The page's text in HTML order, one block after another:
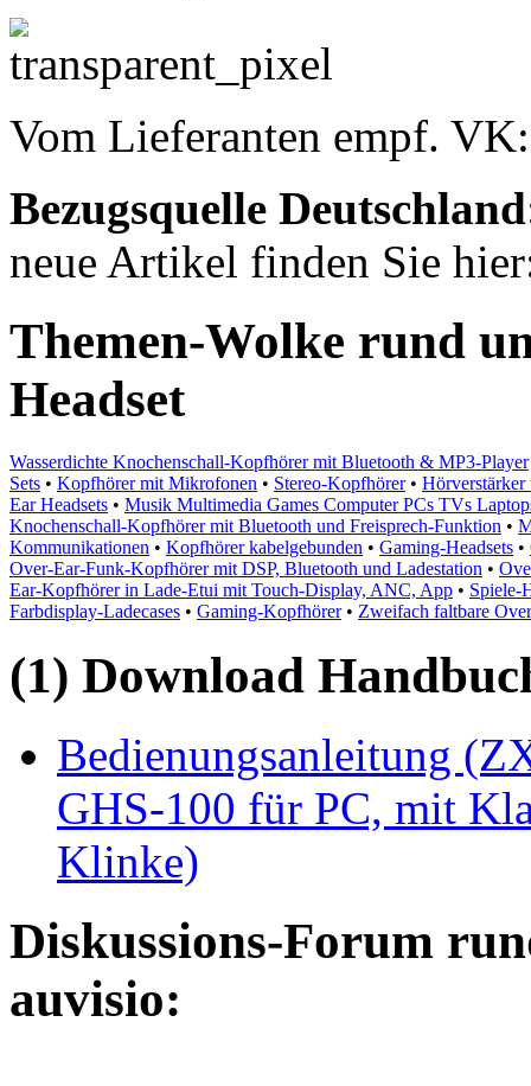
Vom Lieferanten empf.
Bezugsquelle Deutschland
neue Artikel finden Sie
Themen-Wolke rund
Headset
Wasserdichte Knochenschall-Kopfhörer mit Bluetooth & MP3-Player
Sets • Kopfhörer mit Mikrofonen • Stereo-Kopfhörer• Hörverstärker
Ear Headsets • Musik Multimedia Games Computer PCs TVs
Knochenschall-Kopfhörer mit Bluetooth und Freisprech-Funktion •
Kommunikationen • Kopfhörer kabelgebunden • Gaming-Headsets •
Over-Ear-Funk-Kopfhörer mit DSP, Bluetooth und Ladestation •
Ear-Kopfhörer in Lade-Etui mit Touch-Display, ANC, App • Spiele-
Farbdisplay-Ladecases • Gaming-Kopfhörer• Zweifach faltbare
(1) Download
Bedienungsanleitung
GHS-100 für PC, mit
Klinke)
Diskussions-Forum
auvisio: